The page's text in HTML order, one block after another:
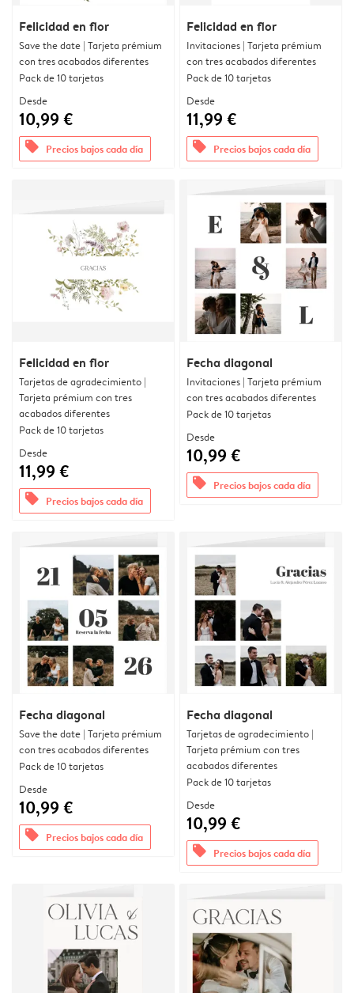
Felicidad en flor
Save the date | Tarjeta prémium
con tres acabados diferentes
Pack de 10 tarjetas
Desde
10,99 €
offers Precios bajos cada día
Felicidad en flor
Invitaciones | Tarjeta prémium
con tres acabados diferentes
Pack de 10 tarjetas
Desde
11,99 €
offers Precios bajos cada día
Felicidad en flor
Tarjetas de agradecimiento |
Tarjeta prémium con tres
acabados diferentes
Pack de 10 tarjetas
Desde
11,99 €
offers Precios bajos cada día
Fecha diagonal
Invitaciones | Tarjeta prémium
con tres acabados diferentes
Pack de 10 tarjetas
Desde
10,99 €
offers Precios bajos cada día
Fecha diagonal
Save the date | Tarjeta prémium
con tres acabados diferentes
Pack de 10 tarjetas
Desde
10,99 €
offers Precios bajos cada día
Fecha diagonal
Tarjetas de agradecimiento |
Tarjeta prémium con tres
acabados diferentes
Pack de 10 tarjetas
Desde
10,99 €
offers Precios bajos cada día